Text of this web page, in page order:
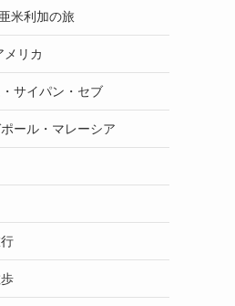
米利加の旅
リカ
サイパン・セブ
ール・マレーシア